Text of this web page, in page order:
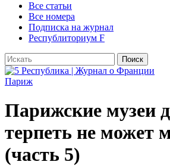
Все статьи
Все номера
Подписка на журнал
Республиториум F
Париж
Парижские музеи
терпеть не может
(часть 5)